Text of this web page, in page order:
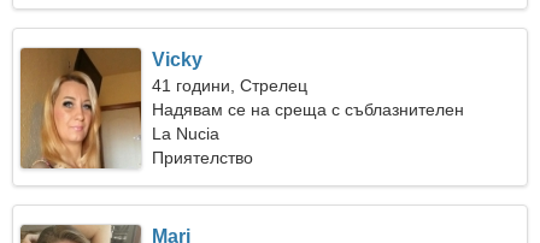
Vicky
41 години, Стрелец
Надявам се на среща с съблазнителен
приятел
La Nucia
Приятелство
Mari